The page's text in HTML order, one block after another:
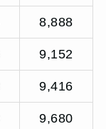
8,888
9,152
9,416
9,680